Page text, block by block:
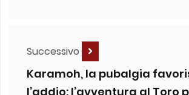
Successivo
Karamoh, la pubalgia